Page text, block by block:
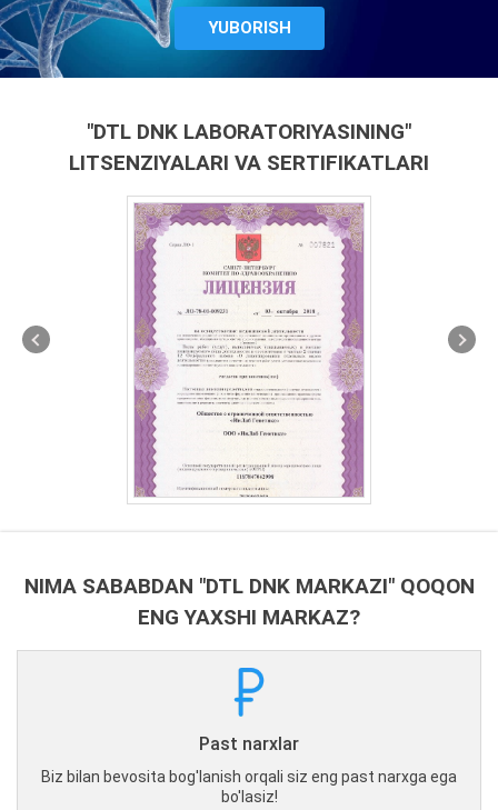
"DTL DNK LABORATORIYASINING"
LITSENZIYALARI VA SERTIFIKATLARI
NIMA SABABDAN "DTL DNK MARKAZI" QOQON
ENG YAXSHI MARKAZ?
Past narxlar
Biz bilan bevosita bog'lanish orqali siz eng past narxga ega
bo'lasiz!